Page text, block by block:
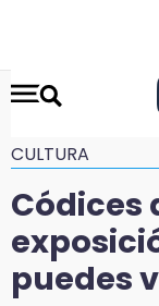
CULTURA
Códices
puedes